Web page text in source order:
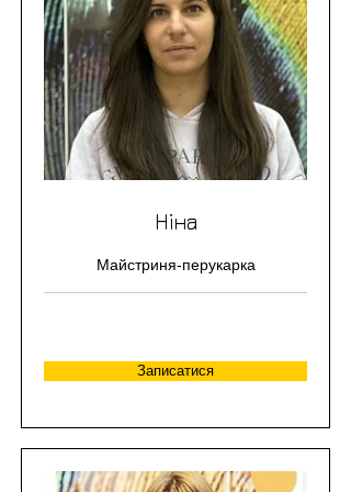
Ніна
Майстриня-перукарка
Записатися